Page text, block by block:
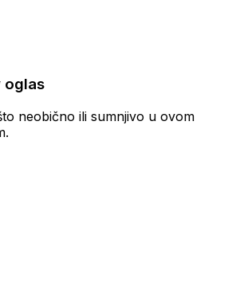
oglas
neobično ili sumnjivo u ovom